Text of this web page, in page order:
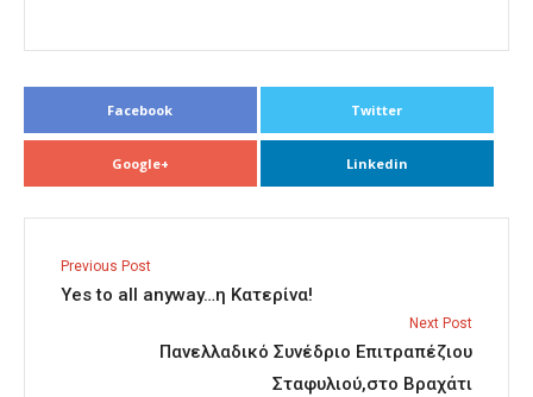
Facebook Twitter
Google+ Linkedin
Previous Post
Yes to all anyway…η Κατερίνα!
Next Post
Πανελλαδικό Συνέδριο Επιτραπέζιου
Σταφυλιού,στο Βραχάτι